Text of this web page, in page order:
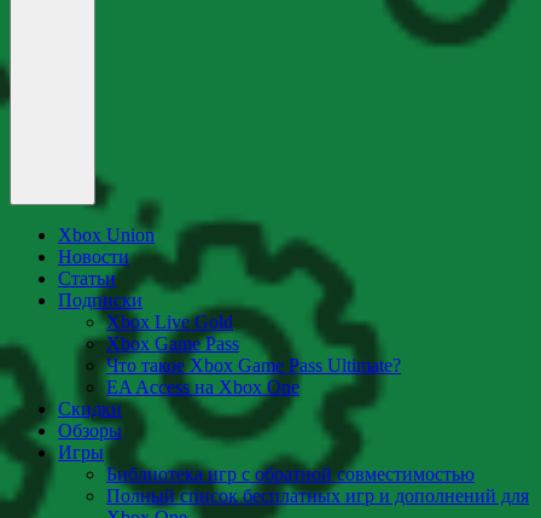
Xbox Union
Новости
Статьи
Подписки
Xbox Live Gold
Xbox Game Pass
Что такое Xbox Game Pass Ultimate?
EA Access на Xbox One
Скидки
Обзоры
Игры
Библиотека игр с обратной совместимостью
Полный список бесплатных игр и дополнений для